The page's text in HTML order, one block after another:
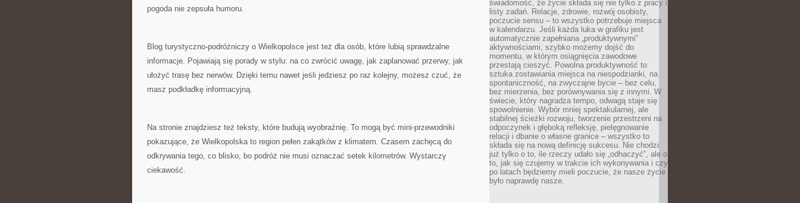
pogoda nie zepsuła humoru.
Blog turystyczno-podróżniczy o Wielkopolsce jest też dla osób, które lubią sprawdzalne
informacje. Pojawiają się porady w stylu: na co zwrócić uwagę, jak zaplanować przerwy, jak
ułożyć trasę bez nerwów. Dzięki temu nawet jeśli jedziesz po raz kolejny, możesz czuć, że
masz podkładkę informacyjną.
Na stronie znajdziesz też teksty, które budują wyobraźnię. To mogą być mini-przewodniki
pokazujące, że Wielkopolska to region pełen zakątków z klimatem. Czasem zachęcą do
odkrywania tego, co blisko, bo podróż nie musi oznaczać setek kilometrów. Wystarczy
ciekawość.
świadomość, że życie składa się nie tylko z pracy i
listy zadań. Relacje, zdrowie, rozwój osobisty,
poczucie sensu – to wszystko potrzebuje miejsca
w kalendarzu. Jeśli każda luka w grafiku jest
automatycznie zapełniana „produktywnymi”
aktywnościami, szybko możemy dojść do
momentu, w którym osiągnięcia zawodowe
przestają cieszyć. Powolna produktywność to
sztuka zostawiania miejsca na niespodzianki, na
spontaniczność, na zwyczajne bycie – bez celu,
bez mierzenia, bez porównywania się z innymi. W
świecie, który nagradza tempo, odwagą staje się
spowolnienie. Wybór mniej spektakularnej, ale
stabilnej ścieżki rozwoju, tworzenie przestrzeni na
odpoczynek i głęboką refleksję, pielęgnowanie
relacji i dbanie o własne granice – wszystko to
składa się na nową definicję sukcesu. Nie chodzi
już tylko o to, ile rzeczy udało się „odhaczyć”, ale o
to, jak się czujemy w trakcie ich wykonywania i czy
po latach będziemy mieli poczucie, że nasze życie
było naprawdę nasze.